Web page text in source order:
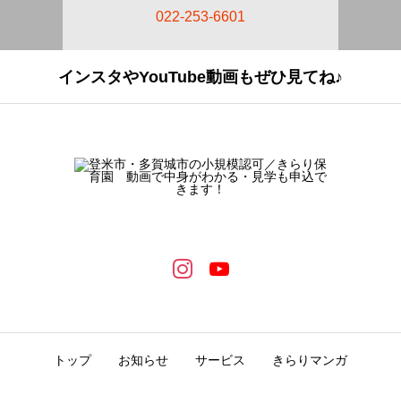
022-253-6601
インスタやYouTube動画もぜひ見てね♪
トップ お知らせ サービス きらりマンガ